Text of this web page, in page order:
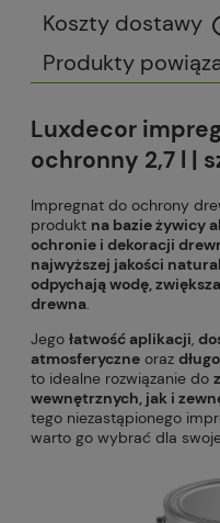
Koszty dostawy
Cena nie zawiera
Produkty
Luxdecor
ochronny 2,7 l |
Impregnat do ochrony
produkt na bazie żywicy
ochronie i dekoracji
najwyższej jakości
odpychają wodę,
drewna.
Jego łatwość aplikacji,
atmosferyczne oraz
to idealne rozwiązanie do
wewnętrznych, jak i
tego niezastąpionego
warto go wybrać dla